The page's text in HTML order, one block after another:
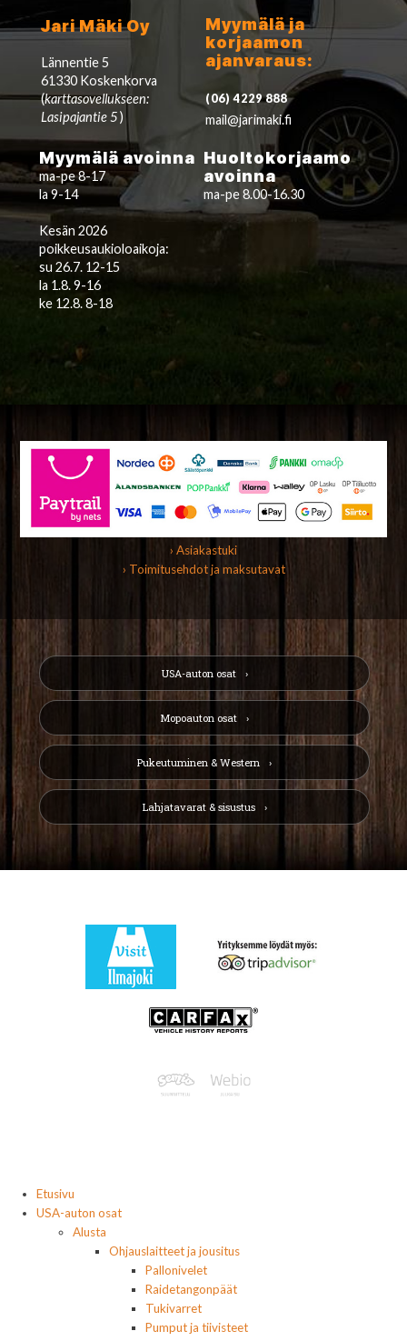
Jari Mäki Oy
Lännentie 5
61330 Koskenkorva
(karttasovellukseen:
Lasipajantie 5)
Myymälä ja
korjaamon
ajanvaraus:
(06) 4229 888
mail@jarimaki.fi
Myymälä avoinna
ma-pe 8-17
la 9-14
Kesän 2026
poikkeusaukioloaikoja:
su 26.7. 12-15
la 1.8. 9-16
ke 12.8. 8-18
Huoltokorjaamo
avoinna
ma-pe 8.00-16.30
› Asiakastuki
› Toimitusehdot ja maksutavat
USA-auton osat
Mopoauton osat
Pukeutuminen & Western
Lahjatavarat & sisustus
Etusivu
USA-auton osat
Alusta
Ohjauslaitteet ja jousitus
Pallonivelet
Raidetangonpäät
Tukivarret
Pumput ja tiivisteet